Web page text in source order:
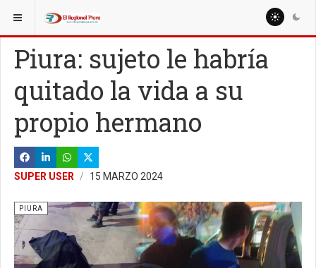
ESTÁ AQUÍ: REGIÓN PIURA
Piura: sujeto le habría
quitado la vida a su
propio hermano
SUPER USER 15 MARZO 2024
PIURA